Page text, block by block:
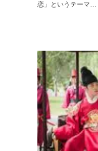
恋」というテーマ…